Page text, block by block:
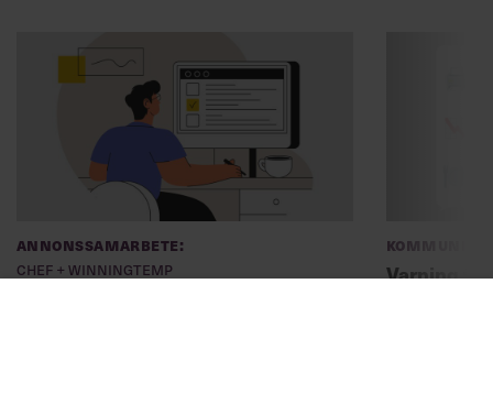
Annonssamarbete:
Chef + Winningtemp
Delta i Chefbarometern 2026